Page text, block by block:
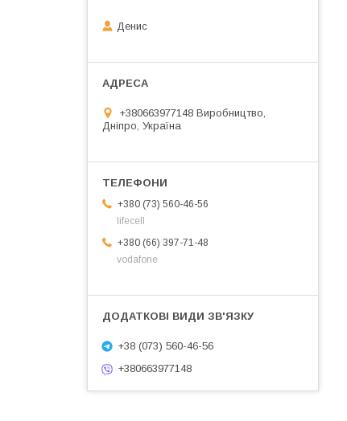
Денис
+380663977148 Виробництво,
Дніпро, Україна
+380 (73) 560-46-56
lifecell
+380 (66) 397-71-48
vodafone
+38 (073) 560-46-56
+380663977148